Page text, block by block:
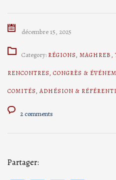
décembre 15, 2025
Category: RÉGIONS, MAGHREB,
RENCONTRES, CONGRÈS &
COMITÉS, ADHÉSION &
2 comments
Partager: